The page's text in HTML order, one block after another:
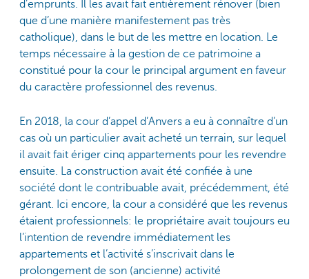
d’emprunts. Il les avait fait entièrement rénover (bien
que d’une manière manifestement pas très
catholique), dans le but de les mettre en location. Le
temps nécessaire à la gestion de ce patrimoine a
constitué pour la cour le principal argument en faveur
du caractère professionnel des revenus.
En 2018, la cour d’appel d’Anvers a eu à connaître d’un
cas où un particulier avait acheté un terrain, sur lequel
il avait fait ériger cinq appartements pour les revendre
ensuite. La construction avait été confiée à une
société dont le contribuable avait, précédemment, été
gérant. Ici encore, la cour a considéré que les revenus
étaient professionnels: le propriétaire avait toujours eu
l’intention de revendre immédiatement les
appartements et l’activité s’inscrivait dans le
prolongement de son (ancienne) activité